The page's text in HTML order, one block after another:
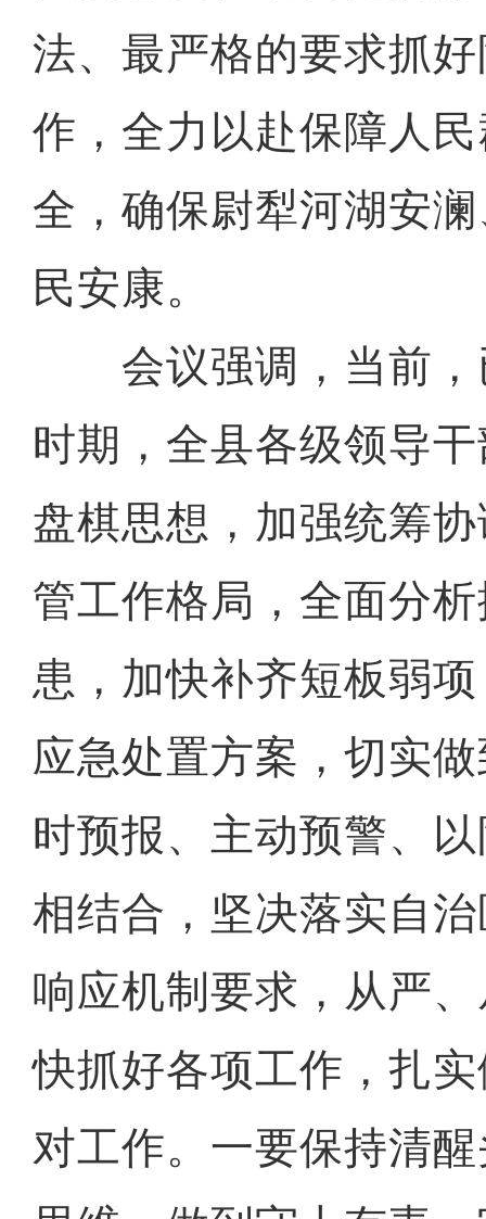
法、最严格的要求抓
作，全力以赴保障人
全，确保尉犁河湖安
民安康。
会议强调，当前，
时期，全县各级领导
盘棋思想，加强统筹
管工作格局，全面分
患，加快补齐短板弱
应急处置方案，切实
时预报、主动预警、
相结合，坚决落实自
响应机制要求，从严
快抓好各项工作，扎
对工作。一要保持清